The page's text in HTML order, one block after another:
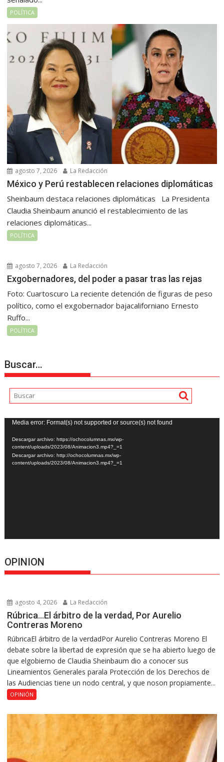
POLÍTICA
agosto 7, 2026 La Redacción
México y Perú restablecen relaciones diplomáticas
Sheinbaum destaca relaciones diplomáticas La Presidenta
Claudia Sheinbaum anunció el restablecimiento de las
relaciones diplomáticas...
POLÍTICA
agosto 7, 2026 La Redacción
Exgobernadores, del poder a pasar tras las rejas
Foto: Cuartoscuro La reciente detención de figuras de peso
político, como el exgobernador bajacaliforniano Ernesto
Ruffo...
POLÍTICA
Buscar…
Reproductor
de
vídeo
Media error: Format(s) not supported or source(s) not found
Descargar archivo: https://ochocolumnas.mx/wp-
content/uploads/2023/08/Animacion3.mp4?_=1
Descargar archivo: http://ochocolumnas.mx/wp-
content/uploads/2023/08/Animacion3.mp4?_=1
OPINION
agosto 4, 2026 La Redacción
Rúbrica…El árbitro de la verdad, Por Aurelio
Contreras Moreno
RúbricaEl árbitro de la verdadPor Aurelio Contreras Moreno El
debate sobre la libertad de expresión que se ha abierto luego de
que elgobierno de Claudia Sheinbaum dio a conocer sus
Lineamientos Generales parala Protección de los Derechos de
las Audiencias tiene un nodo central, y que noson propiamente...
OPINIÓN